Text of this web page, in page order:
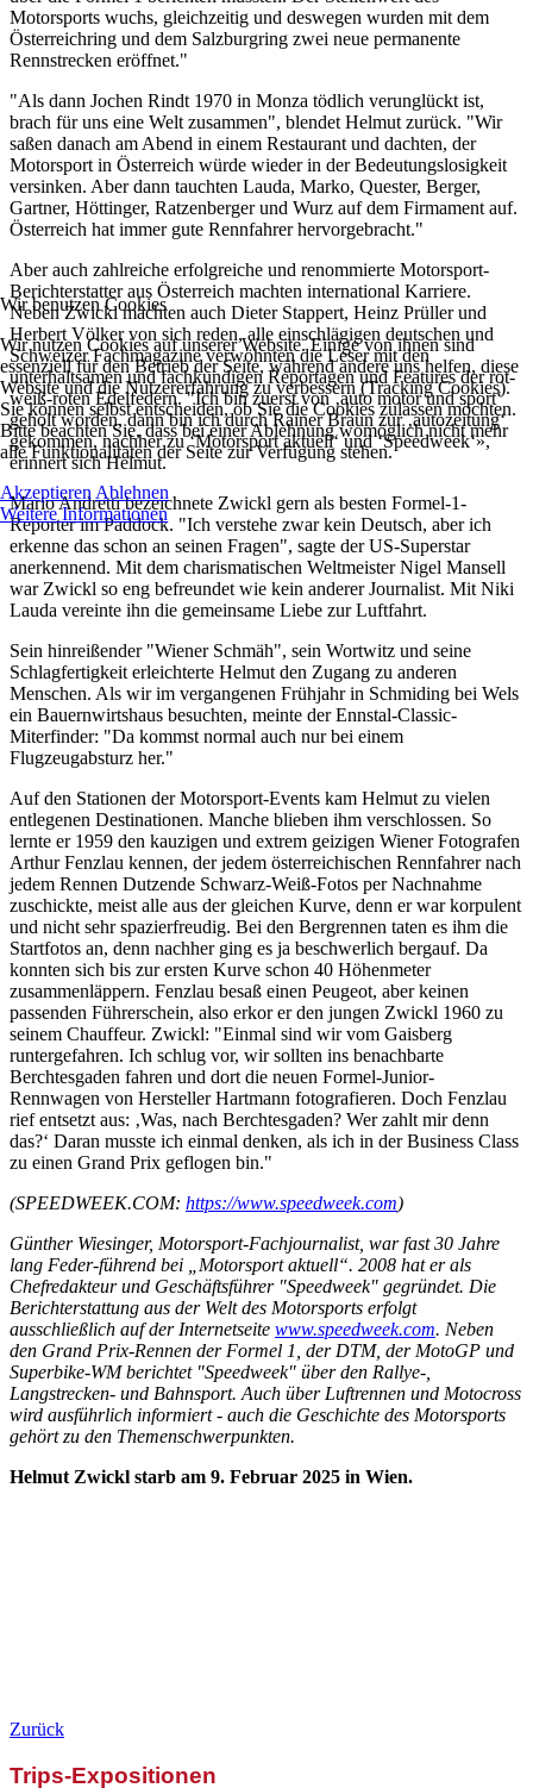
Motorsports wuchs, gleichzeitig und deswegen wurden mit dem
Österreichring und dem Salzburgring zwei neue permanente
Rennstrecken eröffnet."
"Als dann Jochen Rindt 1970 in Monza tödlich verunglückt ist,
brach für uns eine Welt zusammen", blendet Helmut zurück. "Wir
saßen danach am Abend in einem Restaurant und dachten, der
Motorsport in Österreich würde wieder in der Bedeutungslosigkeit
versinken. Aber dann tauchten Lauda, Marko, Quester, Berger,
Gartner, Höttinger, Ratzenberger und Wurz auf dem Firmament auf.
Österreich hat immer gute Rennfahrer hervorgebracht."
Aber auch zahlreiche erfolgreiche und renommierte Motorsport-
Berichterstatter aus Österreich machten international Karriere.
Neben Zwickl machten auch Dieter Stappert, Heinz Prüller und
Herbert Völker von sich reden, alle einschlägigen deutschen und
Schweizer Fachmagazine verwöhnten die Leser mit den
unterhaltsamen und fachkundigen Reportagen und Features der rot-
weiß-roten Edelfedern. "Ich bin zuerst von ‚auto motor und sport‘
geholt worden, dann bin ich durch Rainer Braun zur ‚autozeitung‘
gekommen, nachher zu ‘Motorsport aktuell‘ und ‘Speedweek‘»,
erinnert sich Helmut.
Mario Andretti bezeichnete Zwickl gern als besten Formel-1-
Reporter im Paddock. "Ich verstehe zwar kein Deutsch, aber ich
erkenne das schon an seinen Fragen", sagte der US-Superstar
anerkennend. Mit dem charismatischen Weltmeister Nigel Mansell
war Zwickl so eng befreundet wie kein anderer Journalist. Mit Niki
Lauda vereinte ihn die gemeinsame Liebe zur Luftfahrt.
Sein hinreißender "Wiener Schmäh", sein Wortwitz und seine
Schlagfertigkeit erleichterte Helmut den Zugang zu anderen
Menschen. Als wir im vergangenen Frühjahr in Schmiding bei Wels
ein Bauernwirtshaus besuchten, meinte der Ennstal-Classic-
Miterfinder: "Da kommst normal auch nur bei einem
Flugzeugabsturz her."
Auf den Stationen der Motorsport-Events kam Helmut zu vielen
entlegenen Destinationen. Manche blieben ihm verschlossen. So
lernte er 1959 den kauzigen und extrem geizigen Wiener Fotografen
Arthur Fenzlau kennen, der jedem österreichischen Rennfahrer nach
jedem Rennen Dutzende Schwarz-Weiß-Fotos per Nachnahme
zuschickte, meist alle aus der gleichen Kurve, denn er war korpulent
und nicht sehr spazierfreudig. Bei den Bergrennen taten es ihm die
Startfotos an, denn nachher ging es ja beschwerlich bergauf. Da
konnten sich bis zur ersten Kurve schon 40 Höhenmeter
zusammenläppern. Fenzlau besaß einen Peugeot, aber keinen
passenden Führerschein, also erkor er den jungen Zwickl 1960 zu
seinem Chauffeur. Zwickl: "Einmal sind wir vom Gaisberg
runtergefahren. Ich schlug vor, wir sollten ins benachbarte
Berchtesgaden fahren und dort die neuen Formel-Junior-
Rennwagen von Hersteller Hartmann fotografieren. Doch Fenzlau
rief entsetzt aus: ‚Was, nach Berchtesgaden? Wer zahlt mir denn
das?‘ Daran musste ich einmal denken, als ich in der Business Class
zu einen Grand Prix geflogen bin."
(SPEEDWEEK.COM: https://www.speedweek.com)
Günther Wiesinger, Motorsport-Fachjournalist, war fast 30 Jahre
lang Feder-führend bei „Motorsport aktuell“. 2008 hat er als
Chefredakteur und Geschäftsführer "Speedweek" gegründet. Die
Berichterstattung aus der Welt des Motorsports erfolgt
ausschließlich auf der Internetseite www.speedweek.com. Neben
den Grand Prix-Rennen der Formel 1, der DTM, der MotoGP und
Superbike-WM berichtet "Speedweek" über den Rallye-,
Langstrecken- und Bahnsport. Auch über Luftrennen und Motocross
wird ausführlich informiert - auch die Geschichte des Motorsports
gehört zu den Themenschwerpunkten.
Helmut Zwickl starb am 9. Februar 2025 in Wien.
Zurück
Trips-Expositionen
Wir benutzen Cookies
Wir nutzen Cookies auf unserer Website. Einige von ihnen sind
essenziell für den Betrieb der Seite, während andere uns helfen, diese
Website und die Nutzererfahrung zu verbessern (Tracking Cookies).
Sie können selbst entscheiden, ob Sie die Cookies zulassen möchten.
Bitte beachten Sie, dass bei einer Ablehnung womöglich nicht mehr
alle Funktionalitäten der Seite zur Verfügung stehen.
Akzeptieren Ablehnen
Weitere Informationen